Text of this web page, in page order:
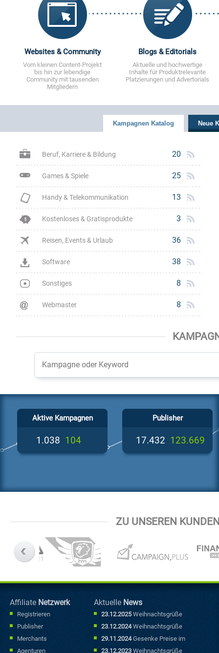
Websites & Community
Vom kleinen Content-Projekt
bis hin zur lebendige
Community mit tausenden
Mitgliedern
Blogs & Editorials
Aktuelle und hochwertige
Inhalte für Produktrelevante
Platzierungen und Advertorials
Kampagnen Katalog Neue
Beruf, Karriere & Bildung 20
Games & Spiele 25
Handy & Telekommunikation 13
Kostenloses & Gratisprodukte 3
Reisen, Events & Urlaub 36
Software 38
Sonstiges 8
Webmaster 8
Aktive Kampagnen
1.042 105
Publisher
17.504 124.175
ZU UNSEREN
Affiliate Netzwerk
Registrieren
Publisher
Merchants
Agenturen
Aktuelle News
23.12.2025Weihnachtsgrüße
23.12.2024Weihnachtsgrüße
29.11.2024Gesenke Preise im
Sonderfallbereich
23.12.2023 Weihnachtsgrüße